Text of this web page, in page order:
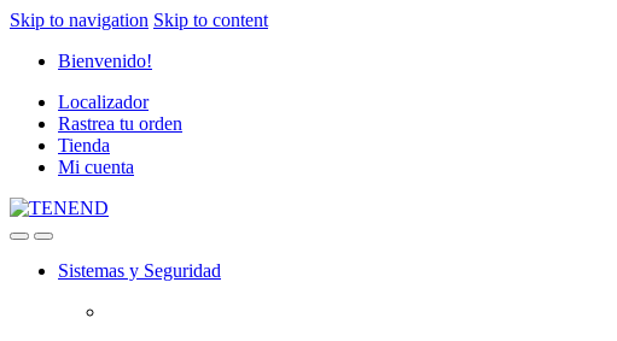
Skip to navigation Skip to content
Bienvenido!
Localizador
Rastrea tu orden
Tienda
Mi cuenta
Sistemas y Seguridad